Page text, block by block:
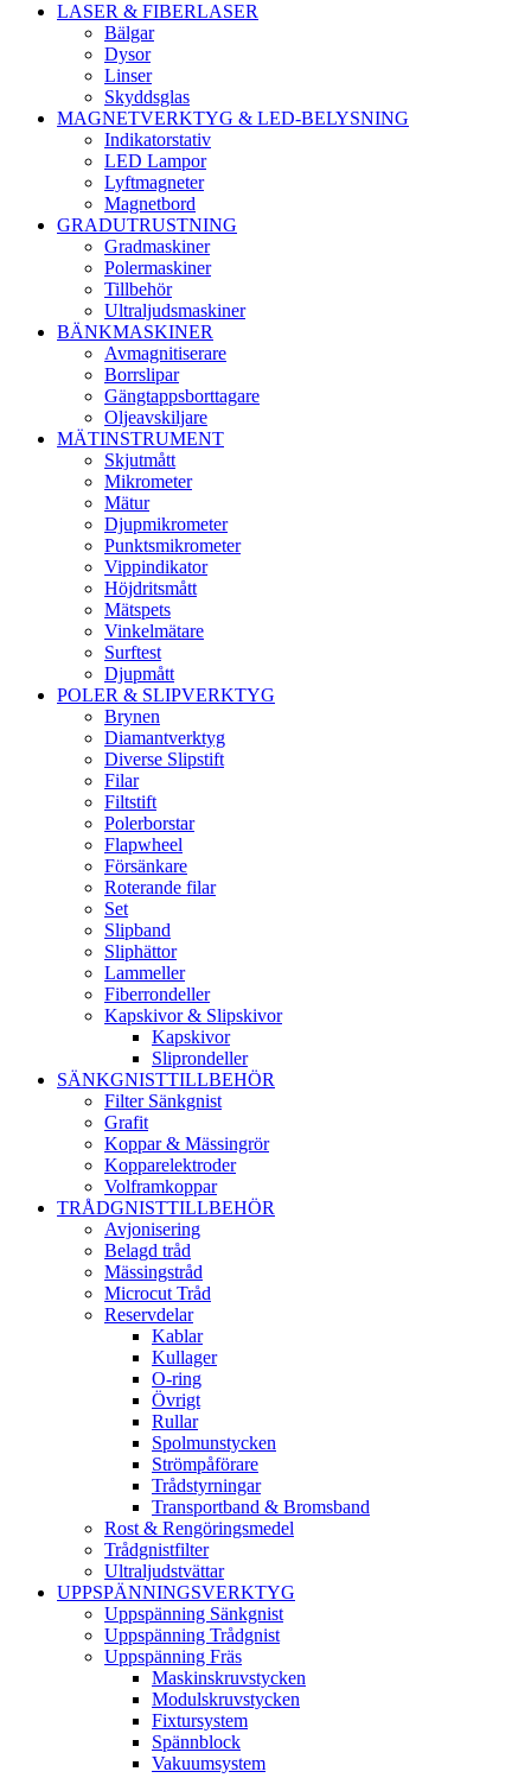
LASER & FIBERLASER
Bälgar
Dysor
Linser
Skyddsglas
MAGNETVERKTYG & LED-BELYSNING
Indikatorstativ
LED Lampor
Lyftmagneter
Magnetbord
GRADUTRUSTNING
Gradmaskiner
Polermaskiner
Tillbehör
Ultraljudsmaskiner
BÄNKMASKINER
Avmagnitiserare
Borrslipar
Gängtappsborttagare
Oljeavskiljare
MÄTINSTRUMENT
Skjutmått
Mikrometer
Mätur
Djupmikrometer
Punktsmikrometer
Vippindikator
Höjdritsmått
Mätspets
Vinkelmätare
Surftest
Djupmått
POLER & SLIPVERKTYG
Brynen
Diamantverktyg
Diverse Slipstift
Filar
Filtstift
Polerborstar
Flapwheel
Försänkare
Roterande filar
Set
Slipband
Sliphättor
Lammeller
Fiberrondeller
Kapskivor & Slipskivor
Kapskivor
Sliprondeller
SÄNKGNISTTILLBEHÖR
Filter Sänkgnist
Grafit
Koppar & Mässingrör
Kopparelektroder
Volframkoppar
TRÅDGNISTTILLBEHÖR
Avjonisering
Belagd tråd
Mässingstråd
Microcut Tråd
Reservdelar
Kablar
Kullager
O-ring
Övrigt
Rullar
Spolmunstycken
Strömpåförare
Trådstyrningar
Transportband & Bromsband
Rost & Rengöringsmedel
Trådgnistfilter
Ultraljudstvättar
UPPSPÄNNINGSVERKTYG
Uppspänning Sänkgnist
Uppspänning Trådgnist
Uppspänning Fräs
Maskinskruvstycken
Modulskruvstycken
Fixtursystem
Spännblock
Vakuumsystem